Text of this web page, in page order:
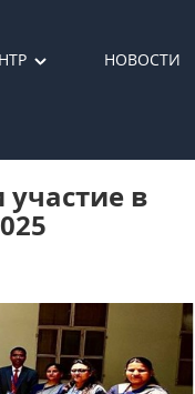
НОВОСТИ
в